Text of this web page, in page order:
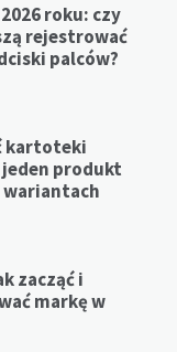
roku: czy
rejestrować
palców?
kartoteki
produkt
zacząć i
markę w